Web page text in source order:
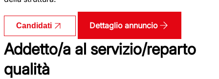
Candidati Dettaglio annuncio
Addetto/a al servizio/reparto
qualità